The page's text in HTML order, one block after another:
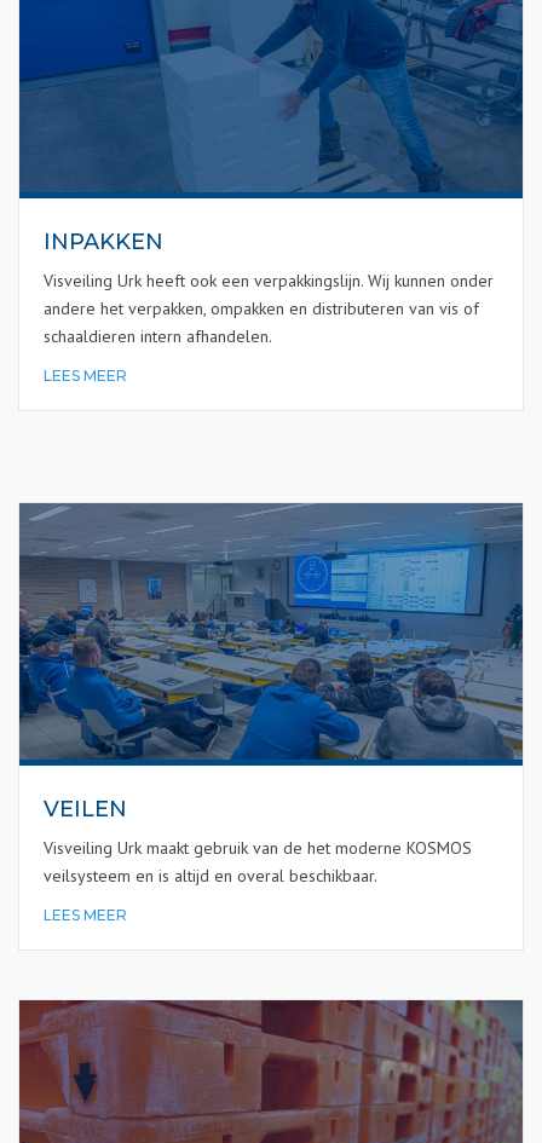
INPAKKEN
Visveiling Urk heeft ook een verpakkingslijn. Wij kunnen onder
andere het verpakken, ompakken en distributeren van vis of
schaaldieren intern afhandelen.
LEES MEER
VEILEN
Visveiling Urk maakt gebruik van de het moderne KOSMOS
veilsysteem en is altijd en overal beschikbaar.
LEES MEER